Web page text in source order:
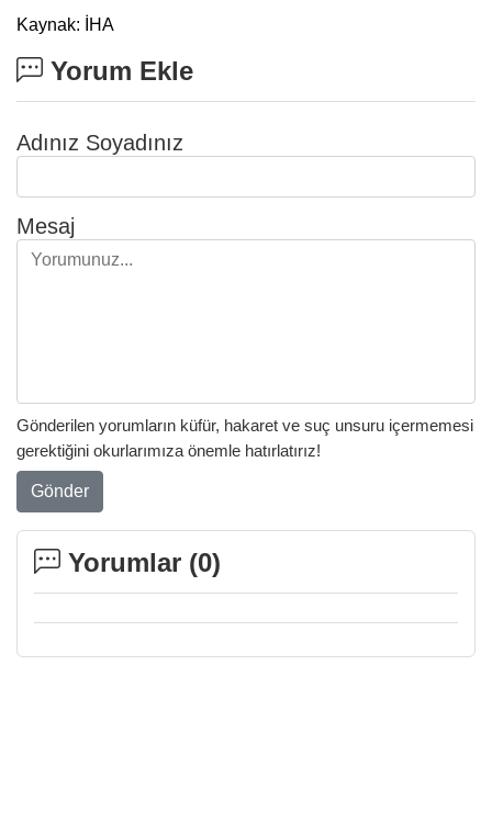
Kaynak: İHA
Yorum Ekle
Adınız Soyadınız
Mesaj
Gönderilen yorumların küfür, hakaret ve suç unsuru içermemesi
gerektiğini okurlarımıza önemle hatırlatırız!
Gönder
Yorumlar (0)